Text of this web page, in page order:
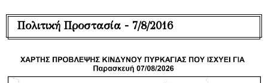
Πολιτική Προστασία - 7/8/2016